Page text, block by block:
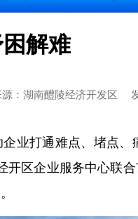
解难
源：湖南醴陵经济开发区
业打通难点、堵点
开区企业服务中心联